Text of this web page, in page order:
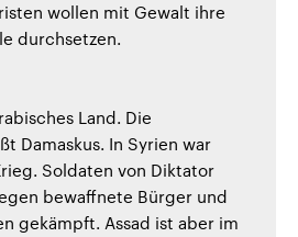
wollen mit Gewalt ihre
durchsetzen.
Land. Die
Damaskus. In Syrien war
Soldaten von Diktator
bewaffnete Bürger und
gekämpft. Assad ist aber im